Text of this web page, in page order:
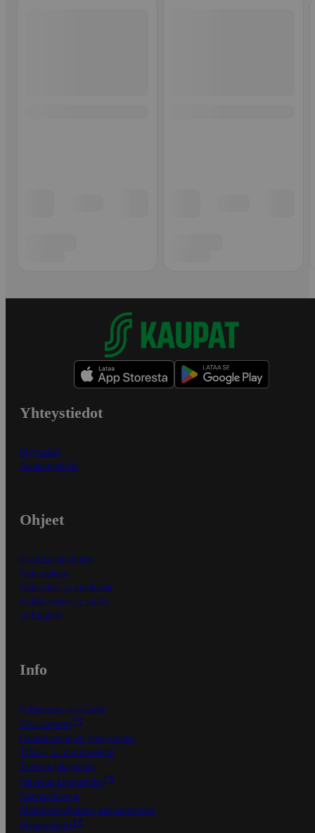
Yhteystiedot
Myymälät
Asiakaspalvelu
Ohjeet
Ensitilaajan ohjeet
Näin maksat
Näin tilaat ja muokkaat
Kaikki ohjeet ja vinkit
In English
Info
S-Business yrityksille
Oiva-raportit
Osuuskauppojen yhteystiedot
Tilaus- ja toimitusehdot
Tietosuojakäytäntö
Palvelun käyttöehdot
Saavutettavuus
Mobiilisovelluksen saavutettavuus
Mainostajalle